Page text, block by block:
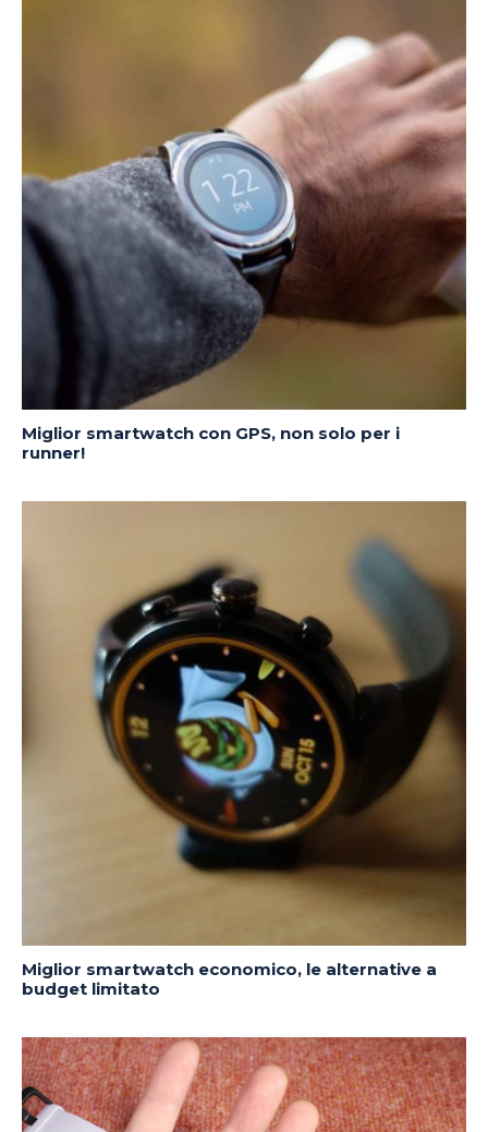
Miglior smartwatch con GPS, non solo per i
runner!
Miglior smartwatch economico, le alternative a
budget limitato